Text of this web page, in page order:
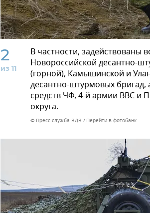
2
из 11
В частности, задействованы
Новороссийской десантно-
(горной), Камышинской и
десантно-штурмовых бригад,
средств ЧФ, 4-й армии ВВС и
округа.
© Пресс-служба ВДВ Перейти в фотобанк